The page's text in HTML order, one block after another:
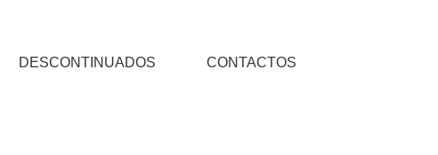
DESCONTINUADOS CONTACTOS